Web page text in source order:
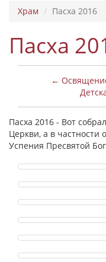
Храм Пасха 2016
Пасха
←
Пасха 2016 - Вот
Церкви, а в
Успения Пресвятой